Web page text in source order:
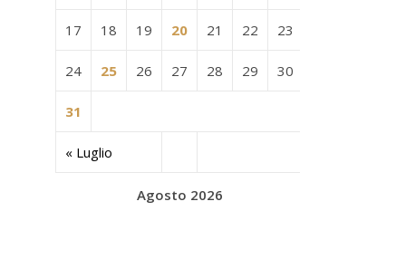
Agosto 2026
« Luglio
17 18 19 20 21 22 23
24 25 26 27 28 29 30
31